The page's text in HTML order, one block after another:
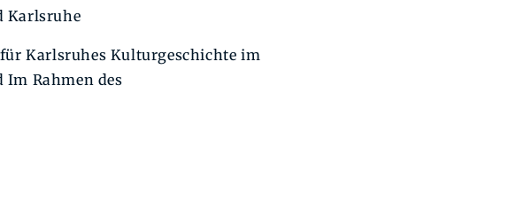
Karlsruhe
Karlsruhes Kulturgeschichte im
Im Rahmen des